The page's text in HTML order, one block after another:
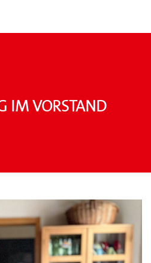
im Vorstand